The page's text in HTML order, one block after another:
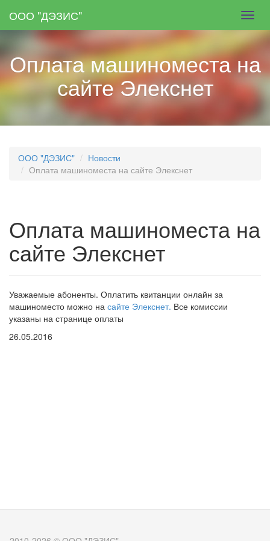
main
ООО "ДЭЗИС"
Оплата машиноместа на
сайте Элекснет
ООО "ДЭЗИС"
Новости
Оплата машиноместа на сайте Элекснет
Оплата машиноместа на
сайте Элекснет
Уважаемые абоненты. Оплатить квитанции онлайн за
машиноместо можно на сайте Элекснет. Все комиссии
указаны на странице оплаты
26.05.2016